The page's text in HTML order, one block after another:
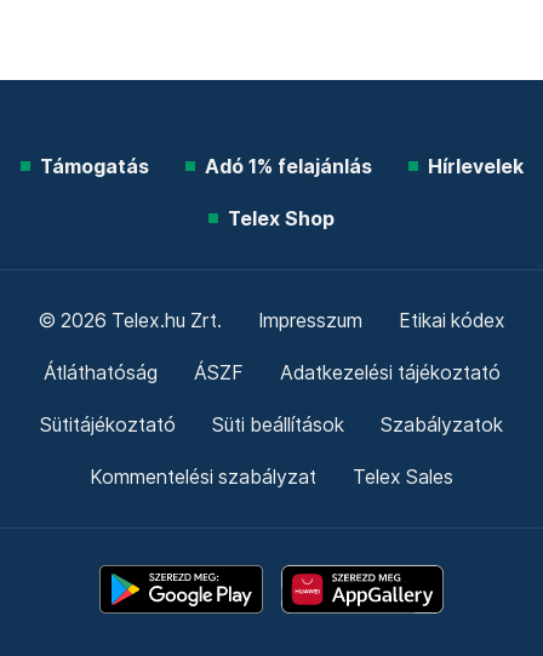
Támogatás Adó 1% felajánlás Hírlevelek
Telex Shop
© 2026 Telex.hu Zrt. Impresszum Etikai kódex
Átláthatóság ÁSZF Adatkezelési tájékoztató
Sütitájékoztató Süti beállítások Szabályzatok
Kommentelési szabályzat Telex Sales